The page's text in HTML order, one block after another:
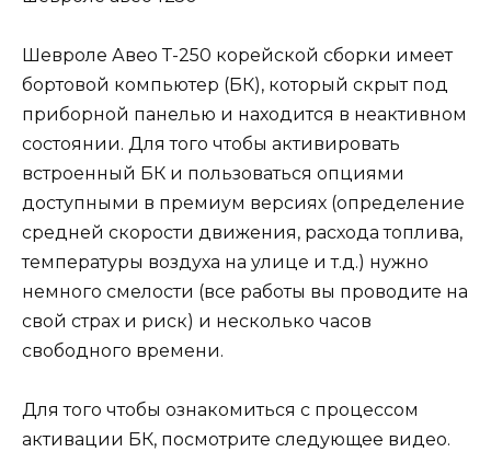
Шевроле Авео Т-250 корейской сборки имеет
бортовой компьютер (БК), который скрыт под
приборной панелью и находится в неактивном
состоянии. Для того чтобы активировать
встроенный БК и пользоваться опциями
доступными в премиум версиях (определение
средней скорости движения, расхода топлива,
температуры воздуха на улице и т.д.) нужно
немного смелости (все работы вы проводите на
свой страх и риск) и несколько часов
свободного времени.
Для того чтобы ознакомиться с процессом
активации БК, посмотрите следующее видео.